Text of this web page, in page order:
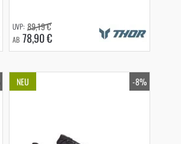
AB 78,90 €
89,19 €
NEU -8%